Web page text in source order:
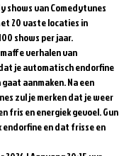
shows van Comedytunes
20 vaste locaties in
shows per jaar.
maffe verhalen van
je automatisch endorfine
aanmaken. Na een
zul je merken dat je weer
fris en energiek gevoel. Gun
en dat frisse en